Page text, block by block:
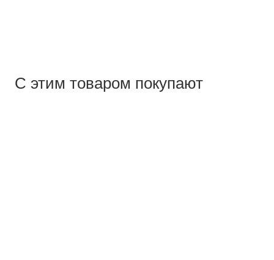
С этим товаром покупают